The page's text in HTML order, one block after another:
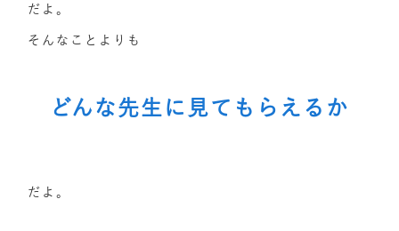
だよ。
そんなことよりも
どんな先生に見てもらえるか
だよ。